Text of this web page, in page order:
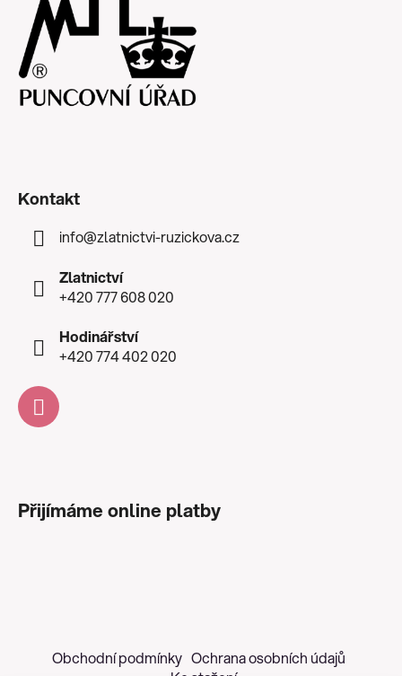
Kontakt
info@zlatnictvi-ruzickova.cz
Zlatnictví
+420 777 608 020
Hodinářství
+420 774 402 020
Přijímáme online platby
Obchodní podmínky Ochrana osobních údajů